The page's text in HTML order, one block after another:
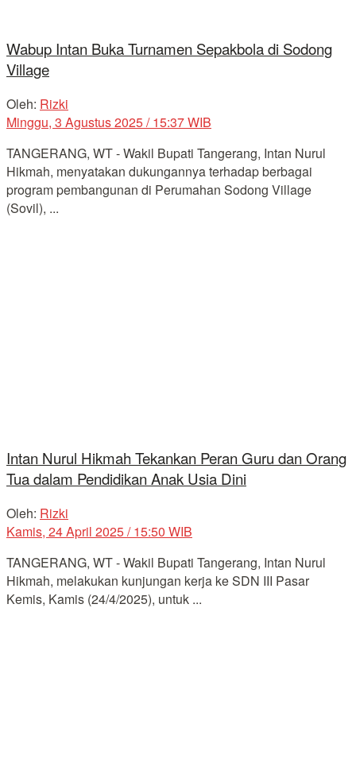
Wabup Intan Buka Turnamen Sepakbola di Sodong
Village
Oleh: Rizki
Minggu, 3 Agustus 2025 / 15:37 WIB
TANGERANG, WT - Wakil Bupati Tangerang, Intan Nurul
Hikmah, menyatakan dukungannya terhadap berbagai
program pembangunan di Perumahan Sodong Village
(Sovil), ...
Intan Nurul Hikmah Tekankan Peran Guru dan Orang
Tua dalam Pendidikan Anak Usia Dini
Oleh: Rizki
Kamis, 24 April 2025 / 15:50 WIB
TANGERANG, WT - Wakil Bupati Tangerang, Intan Nurul
Hikmah, melakukan kunjungan kerja ke SDN III Pasar
Kemis, Kamis (24/4/2025), untuk ...